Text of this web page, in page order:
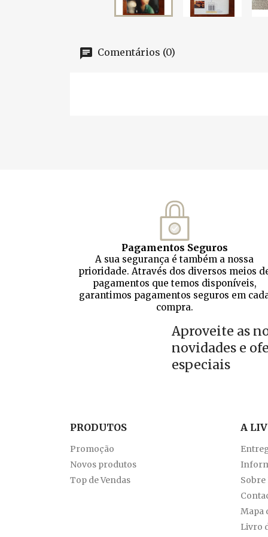
Comentários (0)
Pagamentos Seguros
A sua segurança é também a nossa
prioridade. Através dos diversos meios
pagamentos que temos disponíveis,
garantimos pagamentos seguros em
compra.
Aproveite as
novidades e
especiais
PRODUTOS
Promoção
Novos produtos
Top de Vendas
A
Sobre
Mapa
Livro